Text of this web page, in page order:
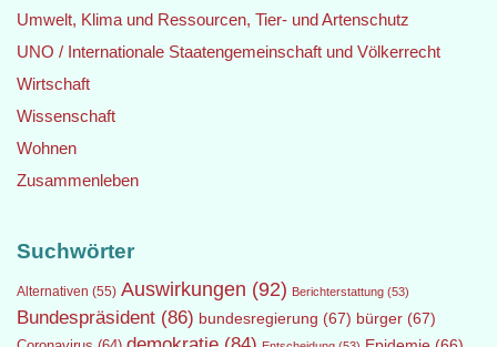
Umwelt, Klima und Ressourcen, Tier- und Artenschutz
UNO / Internationale Staatengemeinschaft und Völkerrecht
Wirtschaft
Wissenschaft
Wohnen
Zusammenleben
Suchwörter
Alternativen (55) Auswirkungen (92) Berichterstattung (53)
Bundespräsident (86) bundesregierung (67) bürger (67)